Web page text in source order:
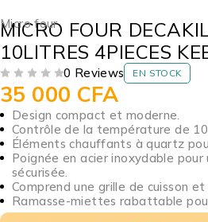
Micro four
MICRO FOUR
10LITRES 4PIECES
0 Reviews EN STOCK
35 000 CFA
Design compact et moderne.
Contrôle de la température de
Éléments chauffants à quartz
Poignée en acier inoxydable pour
sécurisée.
Comprend une grille de cuisson
Ramasse-miettes rabattable